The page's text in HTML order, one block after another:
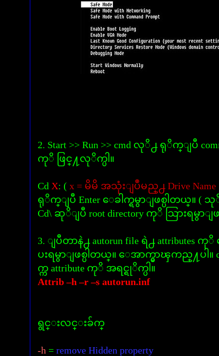
2. Start >> Run >> cmd လုိ႕ ရုိက္ျပီ
ကုိ ဖြင္႔လုိက္ပါ။
Cd X: ( x = မိမိ အသုံးျပဳမည္႕ Drive
ရုိက္ျပီ Enter ေခါက္ရမွာျဖစ္ပါတယ္။
Cd\ ဆုိျပီ root directory ကုိ သြားရမွာျ
3. ျပီတာနဲ႕ autorun file ရဲ႕
ပးရမွာျဖစ္ပါတယ္။ ေအာက္မွာၾကည္႔ပါ။
က္က attribute ကုိ အရင္ရုိက္ပါ။
Attrib –h –r –s autorun.inf
ရွင္းလင္းခ်က္
-h = remove Hidden property